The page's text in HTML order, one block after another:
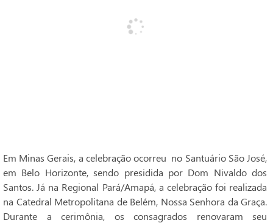
Em Minas Gerais, a celebração ocorreu no Santuário São José,
em Belo Horizonte, sendo presidida por Dom Nivaldo dos
Santos. Já na Regional Pará/Amapá, a celebração foi realizada
na Catedral Metropolitana de Belém, Nossa Senhora da Graça.
Durante a cerimônia, os consagrados renovaram seu